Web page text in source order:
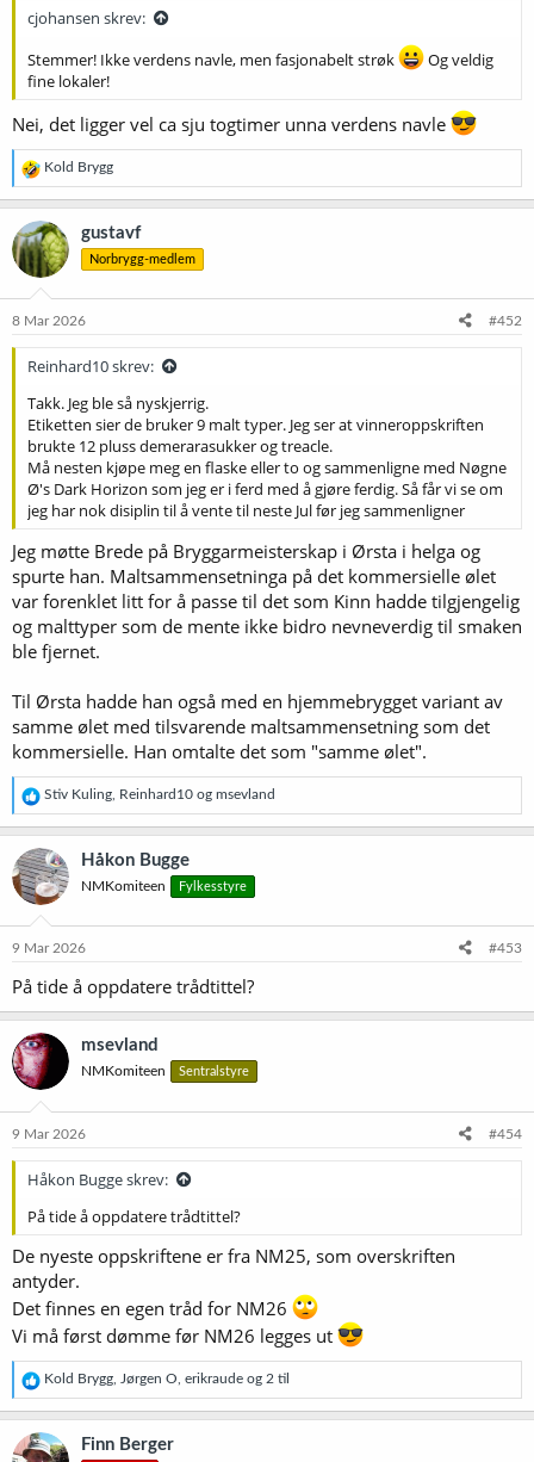
cjohansen skrev:
Stemmer! Ikke verdens navle, men fasjonabelt strøk
Og veldig
fine lokaler!
Nei, det ligger vel ca sju togtimer unna verdens navle
R
e
a
k
s
j
o
e
Kold Brygg
gustavf
Norbrygg-medlem
8 Mar 2026 #452
Reinhard10 skrev:
Takk. Jeg ble så nyskjerrig.
Etiketten sier de bruker 9 malt typer. Jeg ser at vinneroppskriften
brukte 12 pluss demerarasukker og treacle.
Må nesten kjøpe meg en flaske eller to og sammenligne med Nøgne
Ø's Dark Horizon som jeg er i ferd med å gjøre ferdig. Så får vi se om
jeg har nok disiplin til å vente til neste Jul før jeg sammenligner
Jeg møtte Brede på Bryggarmeisterskap i Ørsta i helga og
spurte han. Maltsammensetninga på det kommersielle ølet
var forenklet litt for å passe til det som Kinn hadde tilgjengelig
og malttyper som de mente ikke bidro nevneverdig til smaken
ble fjernet.
Til Ørsta hadde han også med en hjemmebrygget variant av
samme ølet med tilsvarende maltsammensetning som det
kommersielle. Han omtalte det som "samme ølet".
R
e
a
k
s
j
o
e
:
Stiv Kuling Reinhard10 og msevland
Håkon Bugge
NMKomiteen Fylkesstyre
9 Mar 2026 #453
På tide å oppdatere trådtittel?
msevland
NMKomiteen Sentralstyre
9 Mar 2026 #454
Håkon Bugge skrev:
På tide å oppdatere trådtittel?
De nyeste oppskriftene er fra NM25, som overskriften
antyder.
Det finnes en egen tråd for NM26
Vi må først dømme før NM26 legges ut
R
e
a
k
s
Kold Brygg Jørgen O erikraude og 2 til
Finn Berger